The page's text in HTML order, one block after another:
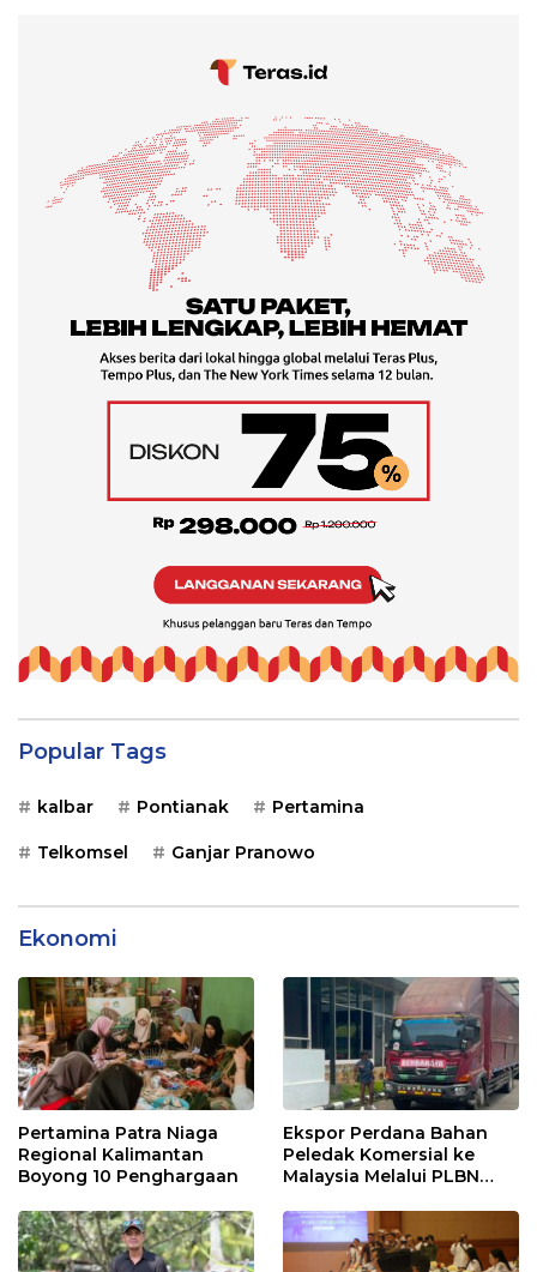
Popular Tags
kalbar Pontianak Pertamina
Telkomsel Ganjar Pranowo
Ekonomi
Pertamina Patra Niaga
Regional Kalimantan
Boyong 10 Penghargaan
Ekspor Perdana Bahan
Peledak Komersial ke
Malaysia Melalui PLBN